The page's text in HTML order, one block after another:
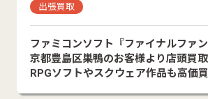
出張買取
ファミコンソフト『ファイナルファ
京都豊島区巣鴨のお客様より店頭買取
RPGソフトやスクウェア作品も高価